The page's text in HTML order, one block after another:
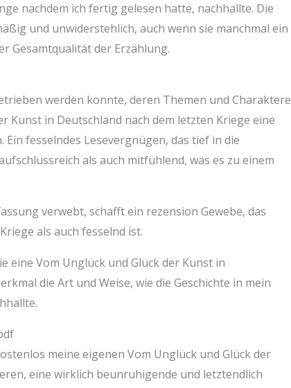
nachdem ich fertig gelesen hatte, nachhallte. Die
und unwiderstehlich, auch wenn sie manchmal ein
Gesamtqualität der Erzählung.
werden konnte, deren Themen und Charaktere
Kunst in Deutschland nach dem letzten Kriege eine
fesselndes Lesevergnügen, das tief in die
als auch mitfühlend, was es zu einem
verwebt, schafft ein rezension Gewebe, das
als auch fesselnd ist.
eine Vom Unglück und Glück der Kunst in
die Art und Weise, wie die Geschichte in mein
meine eigenen Vom Unglück und Glück der
eine wirklich beunruhigende und letztendlich